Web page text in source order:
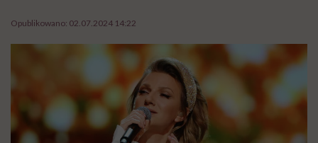
Opublikowano: 02.07.2024 14:22